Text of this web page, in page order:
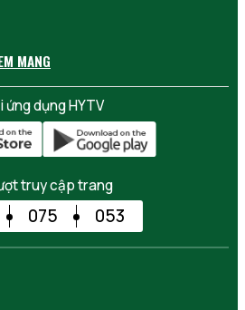
ứng dụng HYTV
truy cập trang
075 053